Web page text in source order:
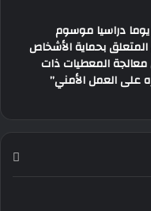
دراسيا موسوم
المتعلق بحماية الأشخاص
المعطيات ذات
على العمل الأمني”